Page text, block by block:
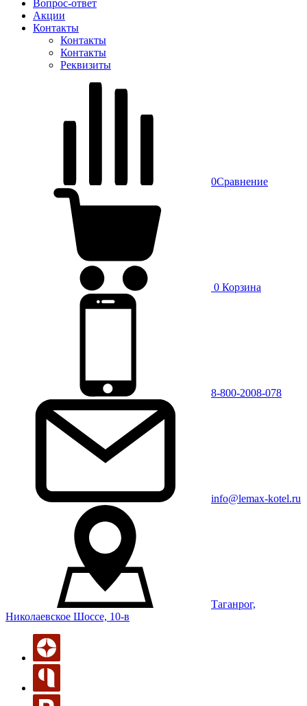
Вопрос-ответ
Акции
Контакты
Контакты
Контакты
Реквизиты
0Сравнение
0 Корзина
8-800-2008-078
info@lemax-kotel.ru
Таганрог,
Николаевское Шоссе, 10-в